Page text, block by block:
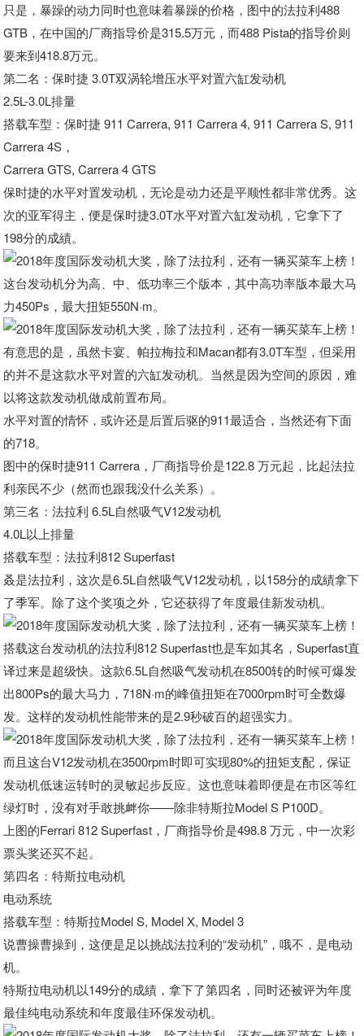
只是，暴躁的动力同时也意味着暴躁的价格，图中的法拉利488
GTB，在中国的厂商指导价是315.5万元，而488 Pista的指导价则
要来到418.8万元。
第二名：保时捷 3.0T双涡轮增压水平对置六缸发动机
2.5L-3.0L排量
搭载车型：保时捷 911 Carrera, 911 Carrera 4, 911 Carrera S, 911
Carrera 4S，
Carrera GTS, Carrera 4 GTS
保时捷的水平对置发动机，无论是动力还是平顺性都非常优秀。这
次的亚军得主，便是保时捷3.0T水平对置六缸发动机，它拿下了
198分的成績。
这台发动机分为高、中、低功率三个版本，其中高功率版本最大马
力450Ps，最大扭矩550N·m。
有意思的是，虽然卡宴、帕拉梅拉和Macan都有3.0T车型，但采用
的并不是这款水平对置的六缸发动机。当然是因为空间的原因，难
以将这款发动机做成前置布局。
水平对置的情怀，或许还是后置后驱的911最适合，当然还有下面
的718。
图中的保时捷911 Carrera，厂商指导价是122.8 万元起，比起法拉
利亲民不少（然而也跟我没什么关系）。
第三名：法拉利 6.5L自然吸气V12发动机
4.0L以上排量
搭载车型：法拉利812 Superfast
叒是法拉利，这次是6.5L自然吸气V12发动机，以158分的成績拿下
了季军。除了这个奖项之外，它还获得了年度最佳新发动机。
搭载这台发动机的法拉利812 Superfast也是车如其名，Superfast直
译过来是超级快。这款6.5L自然吸气发动机在8500转的时候可爆发
出800Ps的最大马力，718N·m的峰值扭矩在7000rpm时可全数爆
发。这样的发动机性能带来的是2.9秒破百的超强实力。
而且这台V12发动机在3500rpm时即可实现80%的扭矩支配，保证
发动机低速运转时的灵敏起步反应。这也意味着即便是在市区等红
绿灯时，没有对手敢挑衅你——除非特斯拉Model S P100D。
上图的Ferrari 812 Superfast，厂商指导价是498.8 万元，中一次彩
票头奖还买不起。
第四名：特斯拉电动机
电动系统
搭载车型：特斯拉Model S, Model X, Model 3
说曹操曹操到，这便是足以挑战法拉利的“发动机”，哦不，是电动
机。
特斯拉电动机以149分的成績，拿下了第四名，同时还被评为年度
最佳纯电动系统和年度最佳环保发动机。